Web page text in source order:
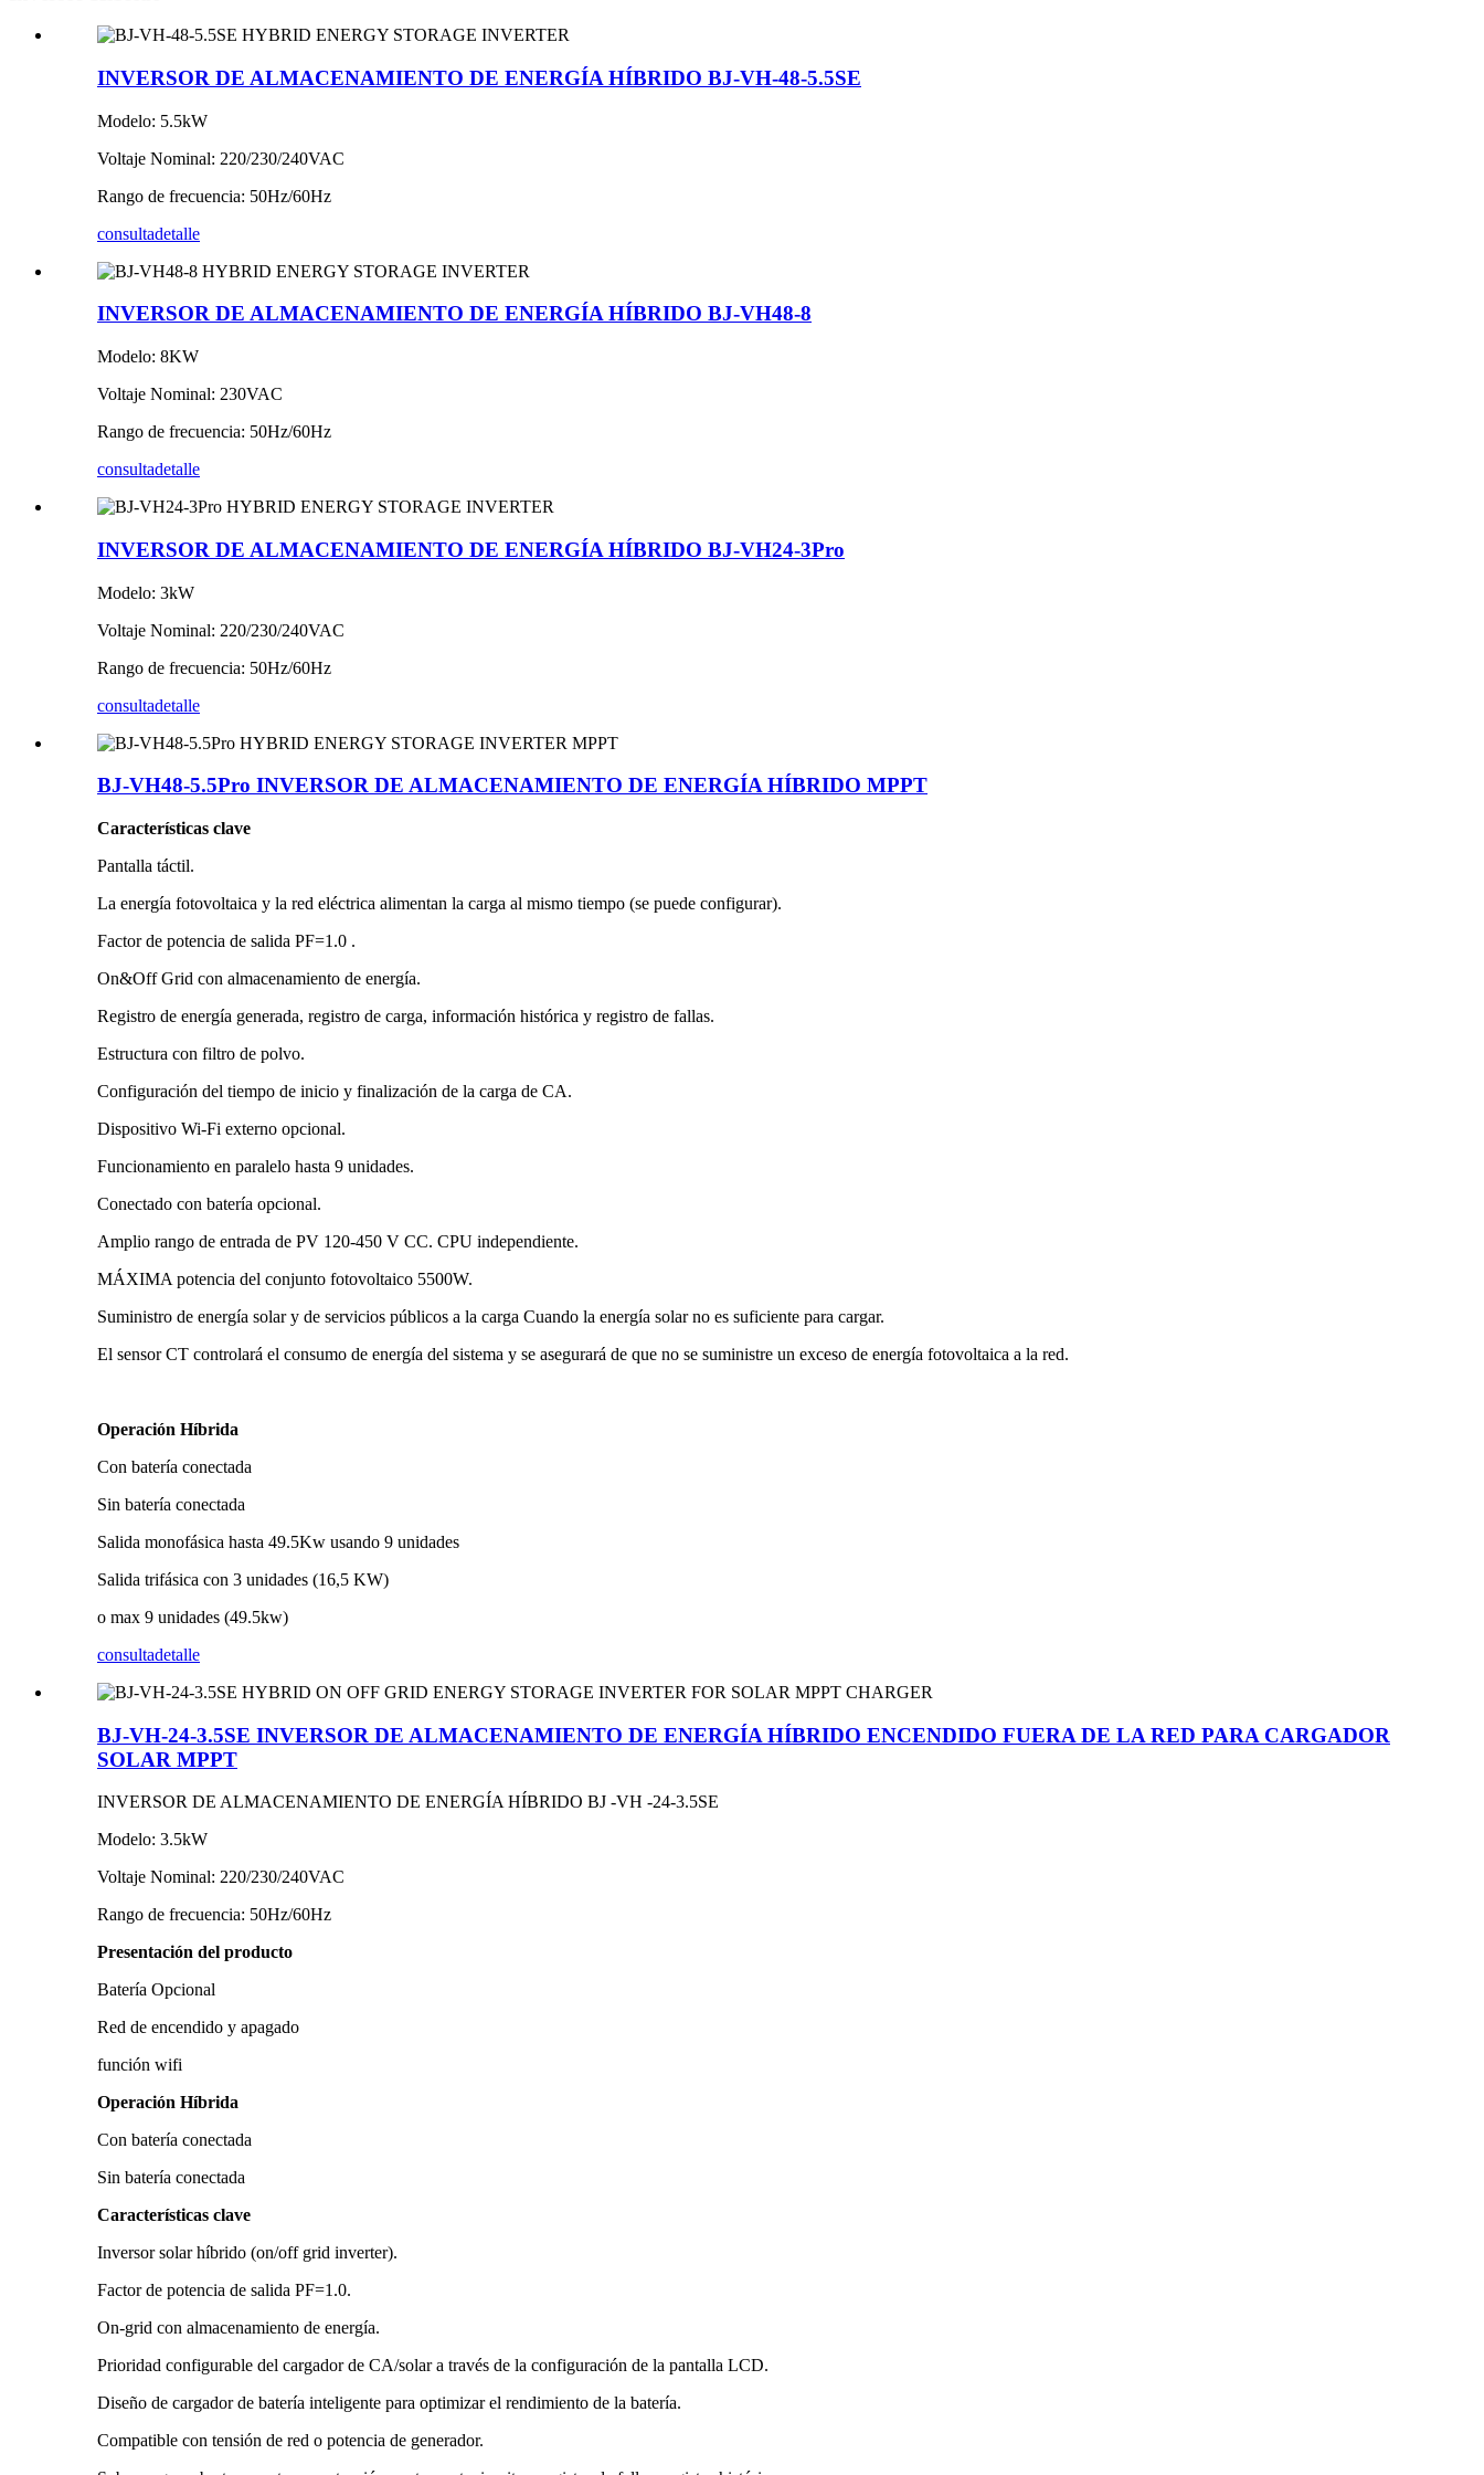
INVERSOR DE ALMACENAMIENTO DE ENERGÍA HÍBRIDO BJ-VH-48-5.5SE
Modelo: 5.5kW
Voltaje Nominal: 220/230/240VAC
Rango de frecuencia: 50Hz/60Hz
consultadetalle
INVERSOR DE ALMACENAMIENTO DE ENERGÍA HÍBRIDO BJ-VH48-8
Modelo: 8KW
Voltaje Nominal: 230VAC
Rango de frecuencia: 50Hz/60Hz
consultadetalle
INVERSOR DE ALMACENAMIENTO DE ENERGÍA HÍBRIDO BJ-VH24-3Pro
Modelo: 3kW
Voltaje Nominal: 220/230/240VAC
Rango de frecuencia: 50Hz/60Hz
consultadetalle
BJ-VH48-5.5Pro INVERSOR DE ALMACENAMIENTO DE ENERGÍA HÍBRIDO MPPT
Características clave
Pantalla táctil.
La energía fotovoltaica y la red eléctrica alimentan la carga al mismo tiempo (se puede configurar).
Factor de potencia de salida PF=1.0 .
On&Off Grid con almacenamiento de energía.
Registro de energía generada, registro de carga, información histórica y registro de fallas.
Estructura con filtro de polvo.
Configuración del tiempo de inicio y finalización de la carga de CA.
Dispositivo Wi-Fi externo opcional.
Funcionamiento en paralelo hasta 9 unidades.
Conectado con batería opcional.
Amplio rango de entrada de PV 120-450 V CC. CPU independiente.
MÁXIMA potencia del conjunto fotovoltaico 5500W.
Suministro de energía solar y de servicios públicos a la carga Cuando la energía solar no es suficiente para cargar.
El sensor CT controlará el consumo de energía del sistema y se asegurará de que no se suministre un exceso de energía fotovoltaica a la red.
Operación Híbrida
Con batería conectada
Sin batería conectada
Salida monofásica hasta 49.5Kw usando 9 unidades
Salida trifásica con 3 unidades (16,5 KW)
o max 9 unidades (49.5kw)
consultadetalle
BJ-VH-24-3.5SE INVERSOR DE ALMACENAMIENTO DE ENERGÍA HÍBRIDO ENCENDIDO FUERA DE LA RED PARA CARGADOR
SOLAR MPPT
INVERSOR DE ALMACENAMIENTO DE ENERGÍA HÍBRIDO BJ -VH -24-3.5SE
Modelo: 3.5kW
Voltaje Nominal: 220/230/240VAC
Rango de frecuencia: 50Hz/60Hz
Presentación del producto
Batería Opcional
Red de encendido y apagado
función wifi
Operación Híbrida
Con batería conectada
Sin batería conectada
Características clave
Inversor solar híbrido (on/off grid inverter).
Factor de potencia de salida PF=1.0.
On-grid con almacenamiento de energía.
Prioridad configurable del cargador de CA/solar a través de la configuración de la pantalla LCD.
Diseño de cargador de batería inteligente para optimizar el rendimiento de la batería.
Compatible con tensión de red o potencia de generador.